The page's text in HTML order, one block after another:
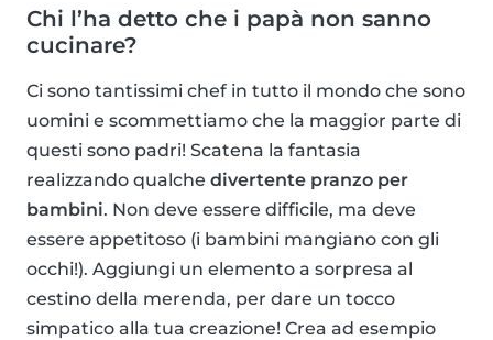
Chi l’ha detto che i papà non sanno
cucinare?
Ci sono tantissimi chef in tutto il mondo che sono
uomini e scommettiamo che la maggior parte di
questi sono padri! Scatena la fantasia
realizzando qualche divertente pranzo per
bambini. Non deve essere difficile, ma deve
essere appetitoso (i bambini mangiano con gli
occhi!). Aggiungi un elemento a sorpresa al
cestino della merenda, per dare un tocco
simpatico alla tua creazione! Crea ad esempio